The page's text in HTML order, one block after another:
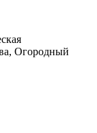
Огородный